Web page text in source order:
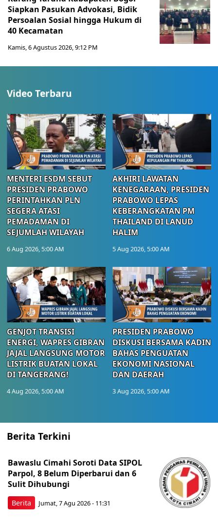
Siapkan Pasukan Advokasi, Bidik
Persoalan Sosial hingga Hukum di
40 Kecamatan
Kamis, 6 Agustus 2026, 9:12 PM
Video Terbaru
MENTERI ESDM SEBUT
PRESIDEN PRABOWO
PERINTAHKAN PLN
SEGERA ATASI
PEMADAMAN DI
SEJUMLAH WILAYAH
6 Aug 2026, 5:00 AM
AKHIRI LAWATAN
KENEGARAAN, PRESIDEN
PRABOWO LEPAS
KEBERANGKATAN PM
THAILAND DI LANUD
HALIM
5 Aug 2026, 5:00 AM
GENJOT TRANSISI
ENERGI, WAPRES GIBRAN
JAJAL LANGSUNG MOTOR
LISTRIK BUATAN LOKAL
DI TANGERANG!
4 Aug 2026, 5:00 AM
PRESIDEN PRABOWO
DISKUSI BERSAMA KADIN
BAHAS PENGUATAN
EKONOMI NASIONAL
DAN DAERAH
3 Aug 2026, 5:00 AM
Berita Terkini
Berita
Bawaslu Cimahi Soroti Data SIPOL
Parpol, 8 Belum Diperbarui dan 6
Sulit Dihubungi
Jumat, 7 Agu 2026 - 11:31